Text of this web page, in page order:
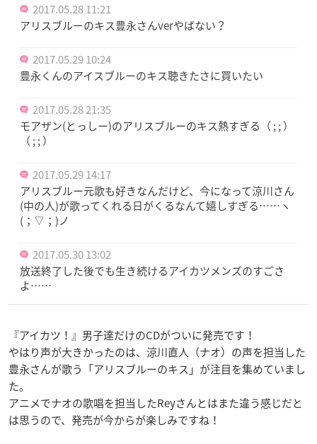
2017.05.28 11:21
アリスブルーのキス豊永さんverやばない？
2017.05.29 10:24
豊永くんのアイスブルーのキス聴きたさに買いたい
2017.05.28 21:35
モアザン(とっしー)のアリスブルーのキス熱すぎる（ ; ; ）
（ ; ; ）
2017.05.29 14:17
アリスブルー元歌も好きなんだけど、今になって涼川さん
(中の人)が歌ってくれる日がくるなんて嬉しすぎる……ヽ
(；▽；)ノ
2017.05.30 13:02
放送終了した後でも生き続けるアイカツメンズのすごさ
よ……
『アイカツ！』男子達だけのCDがついに発売です！
やはり声が大きかったのは、涼川直人（ナオ）の声を担当した
豊永さんが歌う「アリスブルーのキス」が注目を集めていまし
た。
アニメでナオの歌唱を担当したReyさんとはまた違う感じだと
は思うので、発売が今からが楽しみですね！